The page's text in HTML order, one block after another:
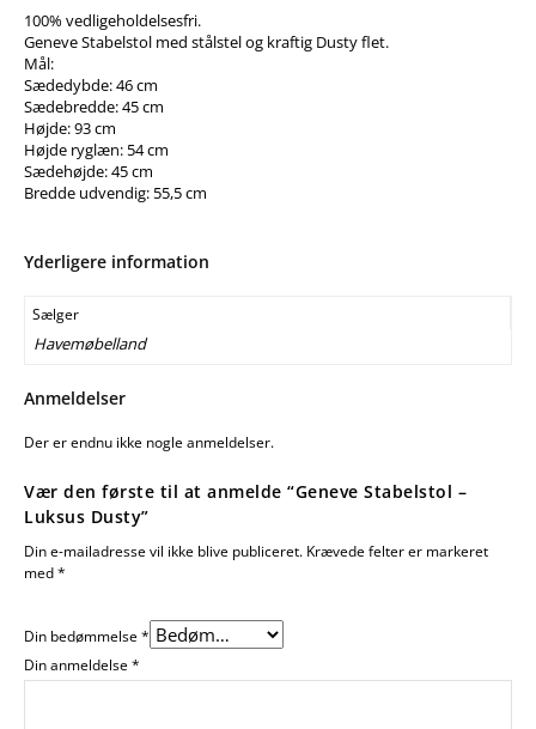
100% vedligeholdelsesfri.
Geneve Stabelstol med stålstel og kraftig Dusty flet.
Mål:
Sædedybde: 46 cm
Sædebredde: 45 cm
Højde: 93 cm
Højde ryglæn: 54 cm
Sædehøjde: 45 cm
Bredde udvendig: 55,5 cm
Yderligere information
Sælger
Havemøbelland
Anmeldelser
Der er endnu ikke nogle anmeldelser.
Vær den første til at anmelde “Geneve Stabelstol –
Luksus Dusty”
Din e-mailadresse vil ikke blive publiceret. Krævede felter er markeret
med*
Din bedømmelse*
Din anmeldelse*